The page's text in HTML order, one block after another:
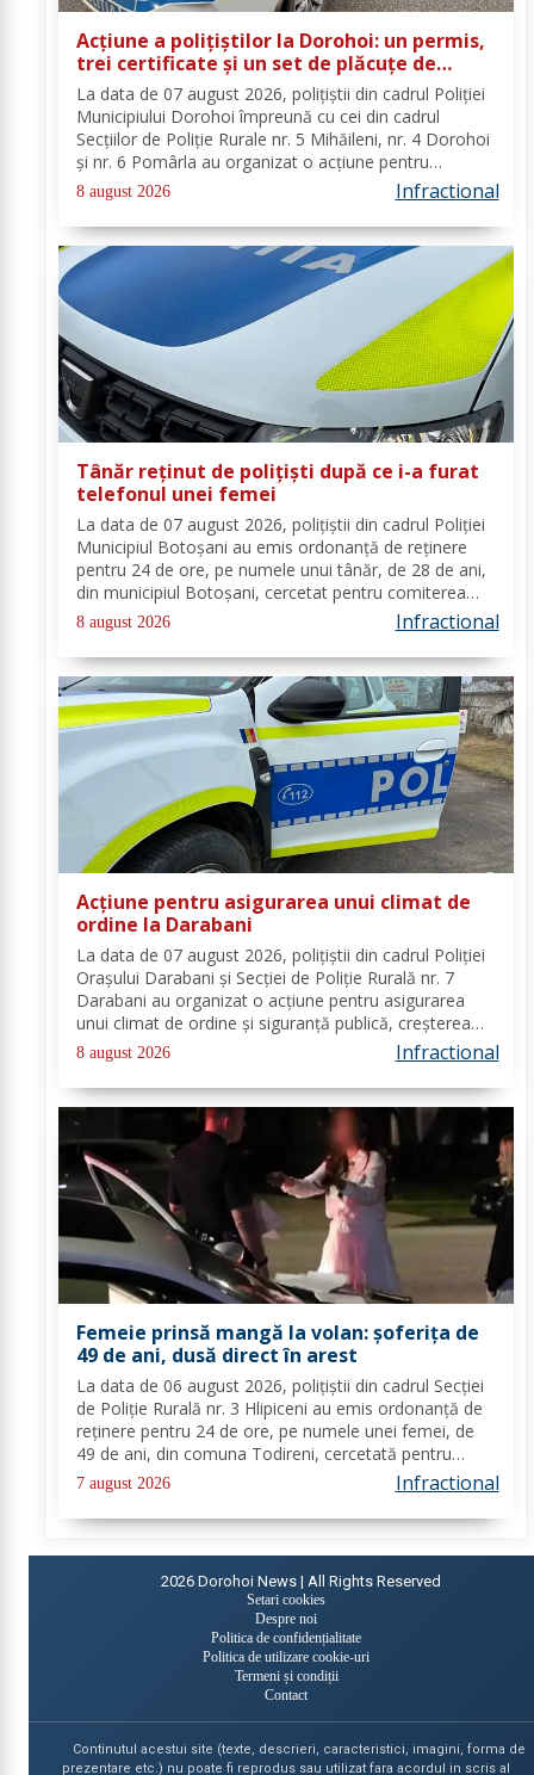
Acțiune a polițiștilor la Dorohoi: un permis,
trei certificate și un set de plăcuțe de
înmatriculare reținute
La data de 07 august 2026, polițiștii din cadrul Poliției
Municipiului Dorohoi împreună cu cei din cadrul
Secțiilor de Poliție Rurale nr. 5 Mihăileni, nr. 4 Dorohoi
și nr. 6 Pomârla au organizat o acțiune pentru
prevenirea și combaterea faptelor de natură penală și
contravențională, verificarea...
8 august 2026 Infractional
Tânăr reținut de polițiști după ce i-a furat
telefonul unei femei
La data de 07 august 2026, polițiștii din cadrul Poliției
Municipiul Botoșani au emis ordonanță de reținere
pentru 24 de ore, pe numele unui tânăr, de 28 de ani,
din municipiul Botoșani, cercetat pentru comiterea
infracțiunii de furt. În urma probatoriului administrat,
s-a stabilit faptul că, în...
8 august 2026 Infractional
Acțiune pentru asigurarea unui climat de
ordine la Darabani
La data de 07 august 2026, polițiștii din cadrul Poliției
Orașului Darabani și Secției de Poliție Rurală nr. 7
Darabani au organizat o acțiune pentru asigurarea
unui climat de ordine și siguranță publică, creșterea
gradului de siguranță rutieră și combaterea faptelor
antisociale, în localitatea...
8 august 2026 Infractional
Femeie prinsă mangă la volan: șoferița de
49 de ani, dusă direct în arest
La data de 06 august 2026, polițiștii din cadrul Secției
de Poliție Rurală nr. 3 Hlipiceni au emis ordonanță de
reținere pentru 24 de ore, pe numele unei femei, de
49 de ani, din comuna Todireni, cercetată pentru
comiterea infracțiunii de conducerea unui vehicul sub
influența alcoolului. În urma...
7 august 2026 Infractional
2026 Dorohoi News | All Rights Reserved
Setari cookies
Despre noi
Politica de confidențialitate
Politica de utilizare cookie-uri
Termeni și condiții
Contact
Continutul acestui site (texte, descrieri, caracteristici, imagini, forma de
prezentare etc.) nu poate fi reprodus sau utilizat fara acordul in scris al